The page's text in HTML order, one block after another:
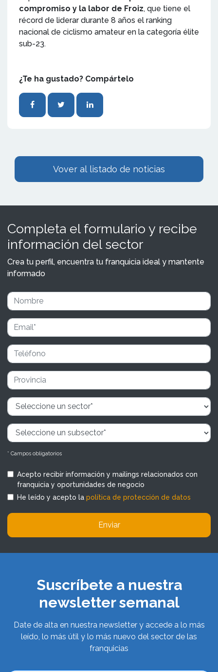
compromiso y la labor de Froiz, que tiene el
récord de liderar durante 8 años el ranking
nacional de ciclismo amateur en la categoría élite
sub-23.
¿Te ha gustado? Compártelo
Vover al listado de noticias
Completa el formulario y recibe
información del sector
Crea tu perfil, encuentra tu franquicia ideal y mantente
informado
* Campos obligatorios
Acepto recibir información y mailings relacionados con
franquicia y oportunidades de negocio
He leído y acepto la política de protección de datos
Enviar
Suscríbete a nuestra
newsletter semanal
Date de alta en nuestra newsletter y accede a lo más
leído, lo más útil y lo más nuevo del sector de las
franquicias